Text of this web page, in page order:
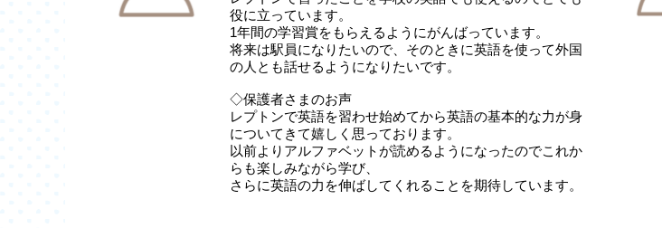
役に立っています。
1年間の学習賞をもらえるようにがんばっています。
将来は駅員になりたいので、そのときに英語を使って外国
の人とも話せるようになりたいです。
◇保護者さまのお声
レプトンで英語を習わせ始めてから英語の基本的な力が身
についてきて嬉しく思っております。
以前よりアルファベットが読めるようになったのでこれか
らも楽しみながら学び、
さらに英語の力を伸ばしてくれることを期待しています。